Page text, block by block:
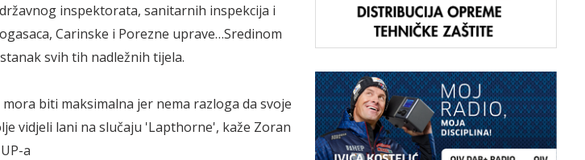
inspektorata, sanitarnih inspekcija i
Carinske i Porezne uprave…Sredinom
svih tih nadležnih tijela.
biti maksimalna jer nema razloga da svoje
vidjeli lani na slučaju 'Lapthorne', kaže Zoran
a